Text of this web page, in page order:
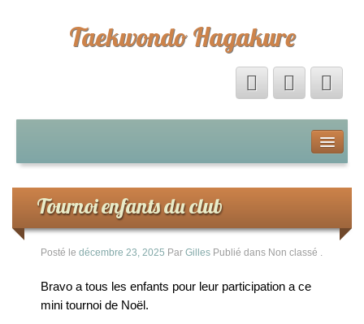
Taekwondo Hagakure
Livre d’Or
Forum
Tournoi enfants du club
Posté le décembre 23, 2025 Par Gilles Publié dans Non classé .
Bravo a tous les enfants pour leur participation a ce
mini tournoi de Noël.